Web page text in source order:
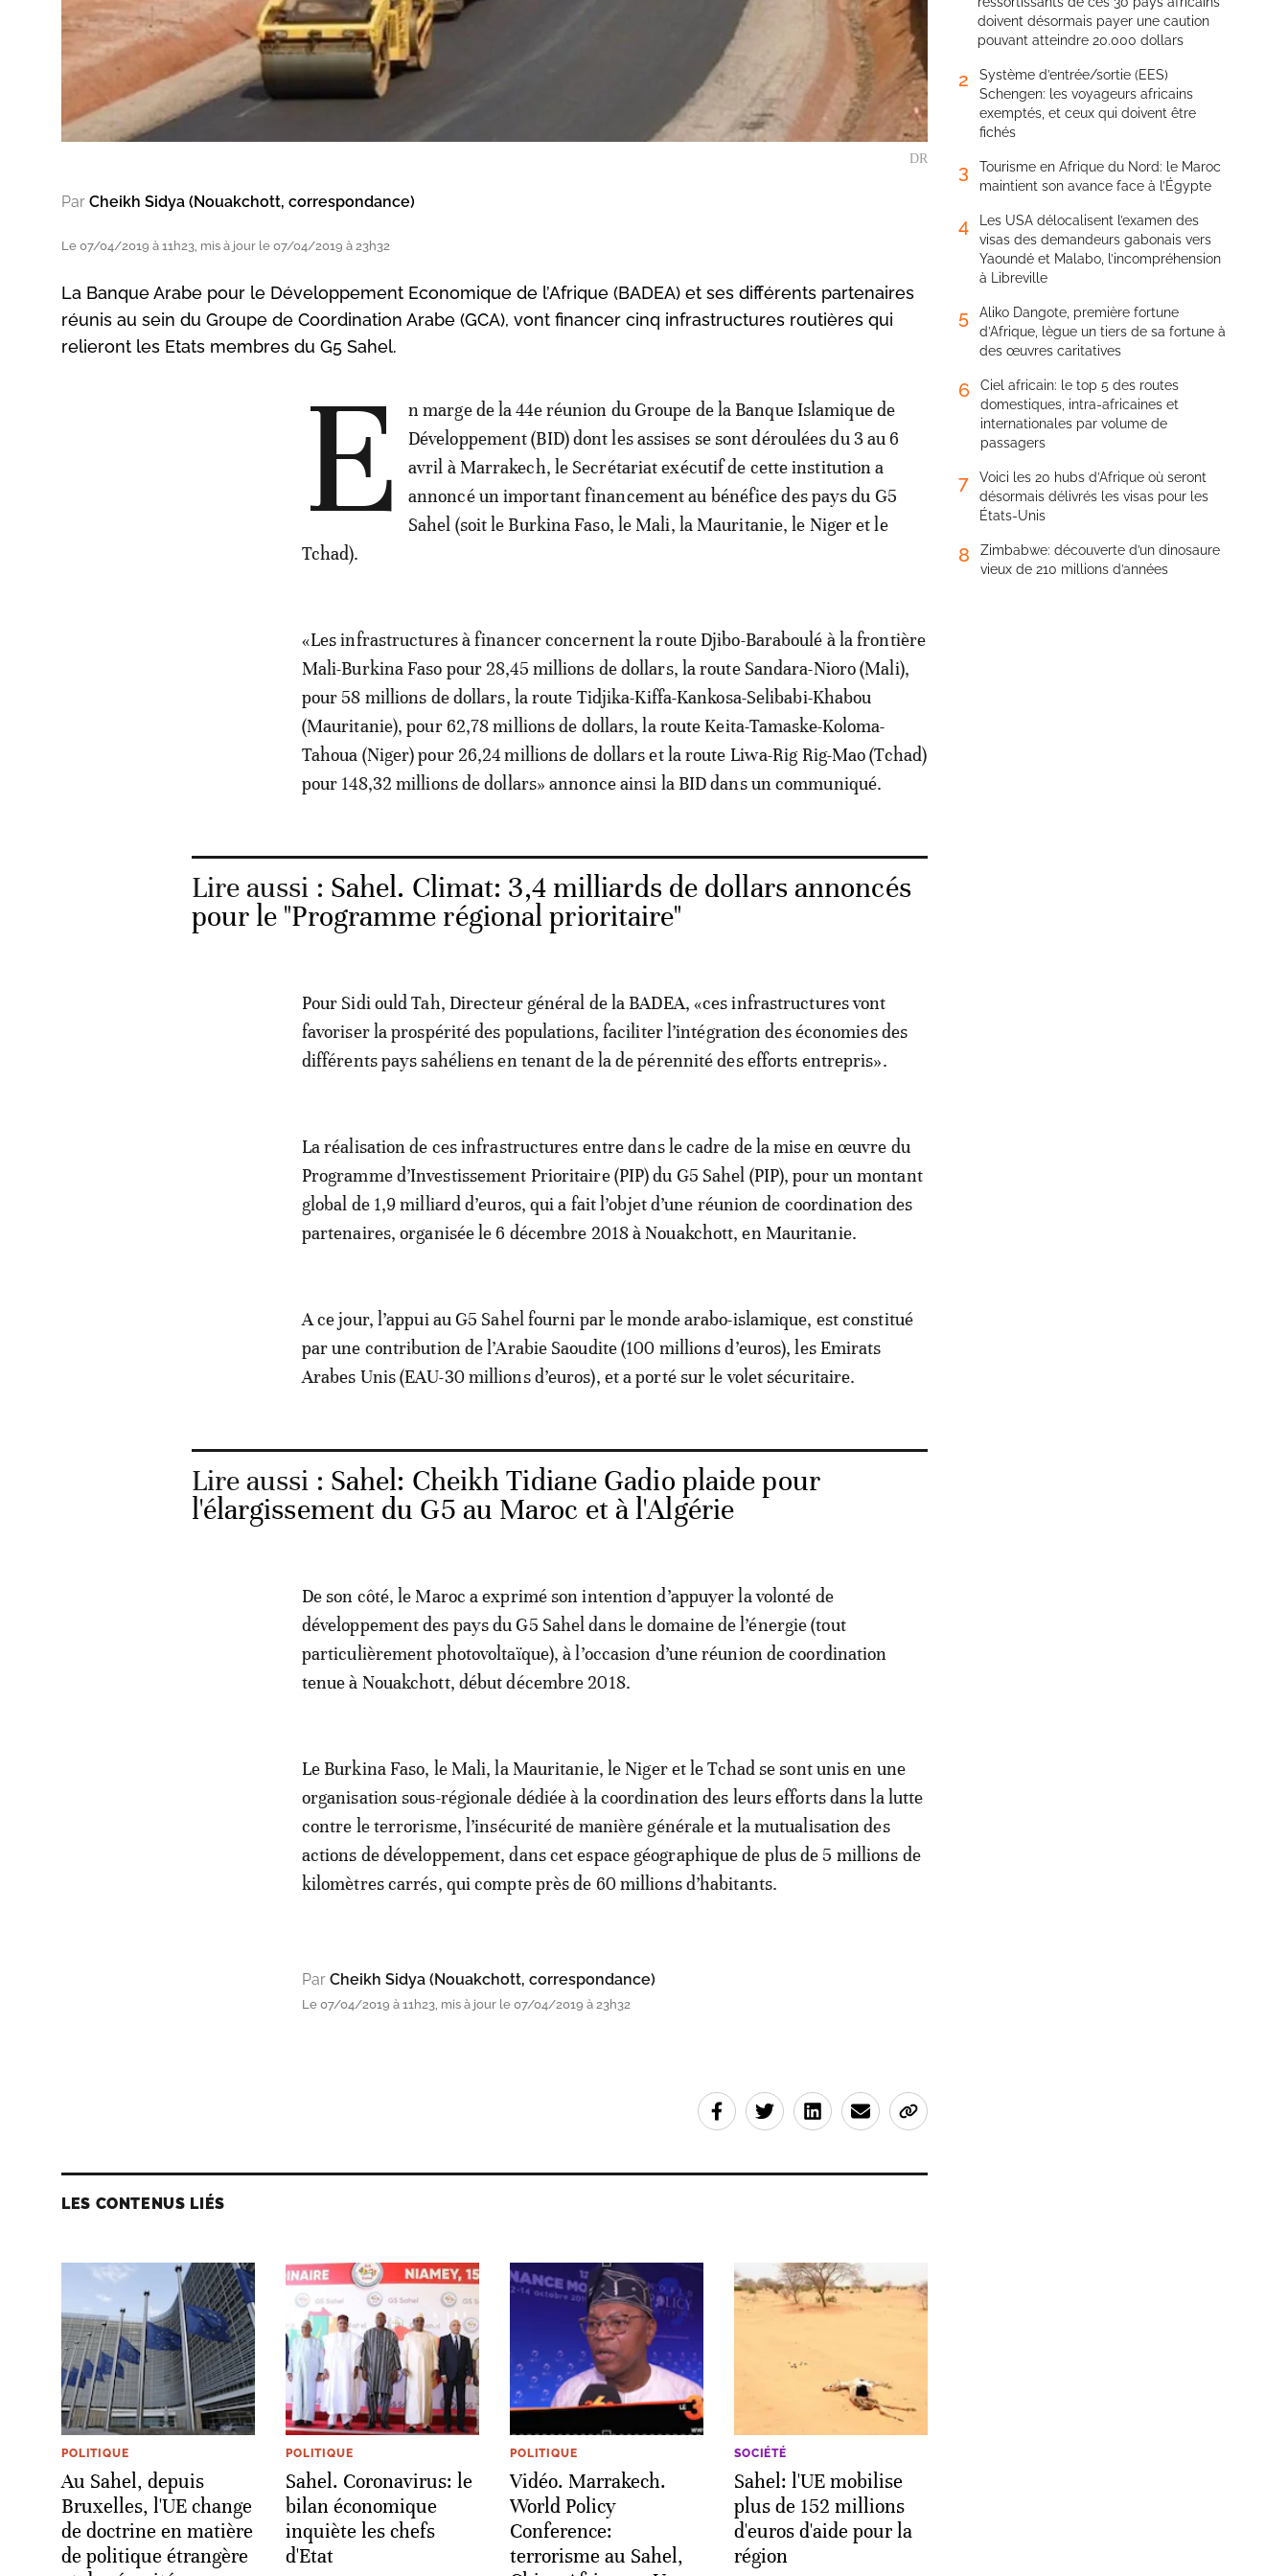
DR
Par Cheikh Sidya (Nouakchott, correspondance)
Le 07/04/2019 à 11h23, mis à jour le 07/04/2019 à 23h32
La Banque Arabe pour le Développement Economique de l’Afrique (BADEA) et ses différents partenaires
réunis au sein du Groupe de Coordination Arabe (GCA), vont financer cinq infrastructures routières qui
relieront les Etats membres du G5 Sahel.
E
n marge de la 44e réunion du Groupe de la Banque Islamique de
Développement (BID) dont les assises se sont déroulées du 3 au 6
avril à Marrakech, le Secrétariat exécutif de cette institution a
annoncé un important financement au bénéfice des pays du G5
Sahel (soit le Burkina Faso, le Mali, la Mauritanie, le Niger et le
Tchad).
«Les infrastructures à financer concernent la route Djibo-Baraboulé à la frontière
Mali-Burkina Faso pour 28,45 millions de dollars, la route Sandara-Nioro (Mali),
pour 58 millions de dollars, la route Tidjika-Kiffa-Kankosa-Selibabi-Khabou
(Mauritanie), pour 62,78 millions de dollars, la route Keita-Tamaske-Koloma-
Tahoua (Niger) pour 26,24 millions de dollars et la route Liwa-Rig Rig-Mao (Tchad)
pour 148,32 millions de dollars» annonce ainsi la BID dans un communiqué.
Lire aussi : Sahel. Climat: 3,4 milliards de dollars annoncés
pour le "Programme régional prioritaire"
Pour Sidi ould Tah, Directeur général de la BADEA, «ces infrastructures vont
favoriser la prospérité des populations, faciliter l’intégration des économies des
différents pays sahéliens en tenant de la de pérennité des efforts entrepris».
La réalisation de ces infrastructures entre dans le cadre de la mise en œuvre du
Programme d’Investissement Prioritaire (PIP) du G5 Sahel (PIP), pour un montant
global de 1,9 milliard d’euros, qui a fait l’objet d’une réunion de coordination des
partenaires, organisée le 6 décembre 2018 à Nouakchott, en Mauritanie.
A ce jour, l’appui au G5 Sahel fourni par le monde arabo-islamique, est constitué
par une contribution de l’Arabie Saoudite (100 millions d’euros), les Emirats
Arabes Unis (EAU-30 millions d’euros), et a porté sur le volet sécuritaire.
Lire aussi : Sahel: Cheikh Tidiane Gadio plaide pour
l'élargissement du G5 au Maroc et à l'Algérie
De son côté, le Maroc a exprimé son intention d’appuyer la volonté de
développement des pays du G5 Sahel dans le domaine de l’énergie (tout
particulièrement photovoltaïque), à l’occasion d’une réunion de coordination
tenue à Nouakchott, début décembre 2018.
Le Burkina Faso, le Mali, la Mauritanie, le Niger et le Tchad se sont unis en une
organisation sous-régionale dédiée à la coordination des leurs efforts dans la lutte
contre le terrorisme, l’insécurité de manière générale et la mutualisation des
actions de développement, dans cet espace géographique de plus de 5 millions de
kilomètres carrés, qui compte près de 60 millions d’habitants.
Par Cheikh Sidya (Nouakchott, correspondance)
Le 07/04/2019 à 11h23, mis à jour le 07/04/2019 à 23h32
LES CONTENUS LIÉS
POLITIQUE
Au Sahel, depuis
Bruxelles, l'UE change
de doctrine en matière
de politique étrangère
POLITIQUE
Sahel. Coronavirus: le
bilan économique
inquiète les chefs
d'Etat
POLITIQUE
Vidéo. Marrakech.
World Policy
Conference:
terrorisme au Sahel,
SOCIÉTÉ
Sahel: l'UE mobilise
plus de 152 millions
d'euros d'aide pour la
région
doivent désormais payer une caution
pouvant atteindre 20.000 dollars
2
Système d’entrée/sortie (EES)
Schengen: les voyageurs africains
exemptés, et ceux qui doivent être
fichés
3
Tourisme en Afrique du Nord: le Maroc
maintient son avance face à l’Égypte
4
Les USA délocalisent l’examen des
visas des demandeurs gabonais vers
Yaoundé et Malabo, l’incompréhension
à Libreville
5
Aliko Dangote, première fortune
d’Afrique, lègue un tiers de sa fortune à
des œuvres caritatives
6
Ciel africain: le top 5 des routes
domestiques, intra-africaines et
internationales par volume de
passagers
7
Voici les 20 hubs d’Afrique où seront
désormais délivrés les visas pour les
États-Unis
8
Zimbabwe: découverte d’un dinosaure
vieux de 210 millions d’années